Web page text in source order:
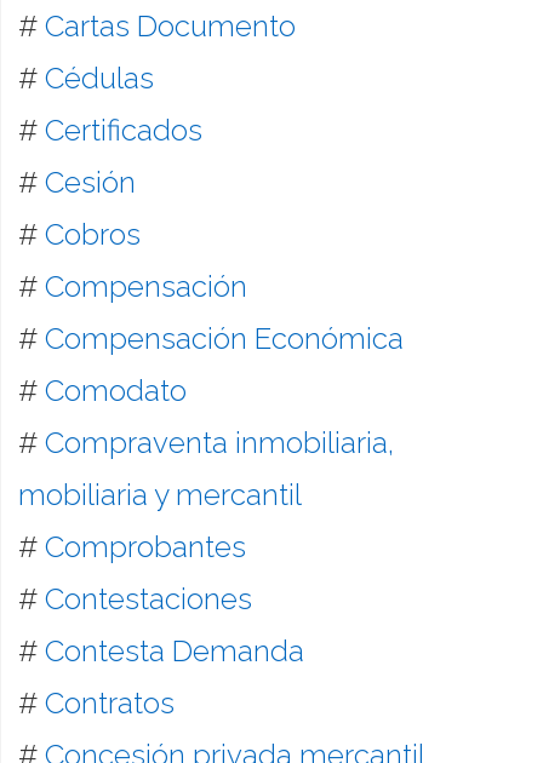
# Cartas Documento
# Cédulas
# Certificados
# Cesión
# Cobros
# Compensación
# Compensación Económica
# Comodato
# Compraventa inmobiliaria,
mobiliaria y mercantil
# Comprobantes
# Contestaciones
# Contesta Demanda
# Contratos
# Concesión privada mercantil